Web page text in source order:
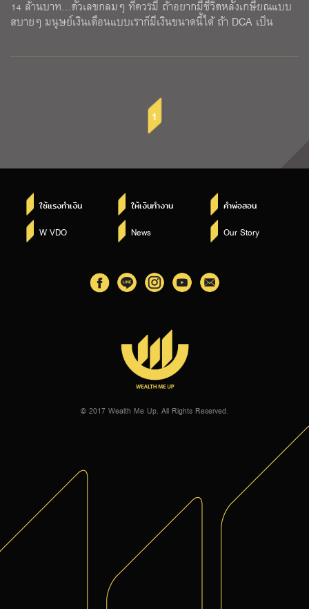
14 ล้านบาท…ตัวเลขกลมๆ ที่ควรมี ถ้าอยากมีชีวิตหลังเกษียณแบบ
สบายๆ มนุษย์เงินเดือนแบบเราก็มีเงินขนาดนี้ได้ ถ้า DCA เป็น
1
ใช้แรงทำเงิน ให้เงินทำงาน คำพ่อสอน
W VDO News Our Story
© 2017 Wealth Me Up. All Rights Reserved.